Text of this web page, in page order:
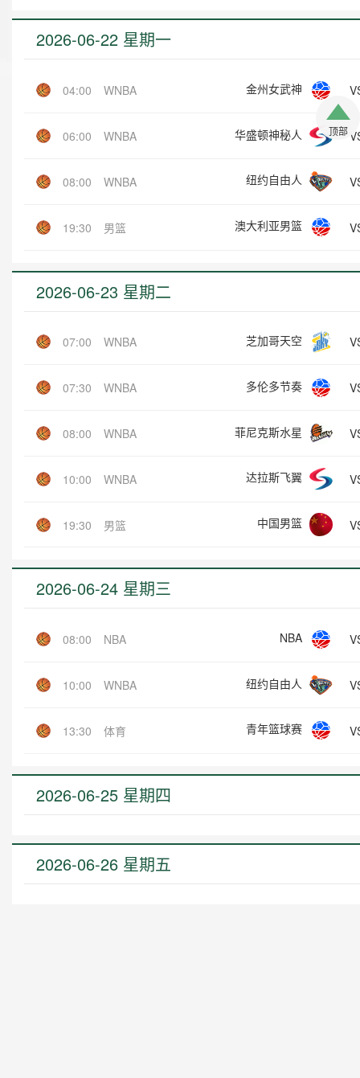
2026-06-22 星期一
04:00 WNBA 金州女武神
06:00 WNBA 华盛顿神秘人
08:00 WNBA 纽约自由人
19:30 男篮 澳大利亚男篮
2026-06-23 星期二
07:00 WNBA 芝加哥天空
07:30 WNBA 多伦多节奏
08:00 WNBA 菲尼克斯水星
10:00 WNBA 达拉斯飞翼
19:30 男篮 中国男篮
2026-06-24 星期三
08:00 NBA NBA
10:00 WNBA 纽约自由人
13:30 体育 青年篮球赛
2026-06-25 星期四
2026-06-26 星期五
顶部